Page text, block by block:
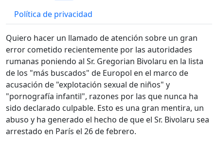
Política de privacidad
Quiero hacer un llamado de atención sobre un gran
error cometido recientemente por las autoridades
rumanas poniendo al Sr. Gregorian Bivolaru en la lista
de los "más buscados" de Europol en el marco de
acusación de "explotación sexual de niños" y
"pornografía infantil", razones por las que nunca ha
sido declarado culpable. Esto es una gran mentira, un
abuso y ha generado el hecho de que el Sr. Bivolaru sea
arrestado en París el 26 de febrero.